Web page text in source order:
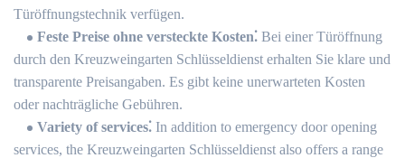
Türöffnungstechnik verfügen.​
Feste Preise ohne versteckte Kosten⁚ Bei einer Türöffnung
durch den Kreuzweingarten Schlüsseldienst erhalten Sie klare und
transparente Preisangaben. Es gibt keine unerwarteten Kosten
oder nachträgliche Gebühren.​
Variety of services⁚ In addition to emergency door opening
services, the Kreuzweingarten Schlüsseldienst also offers a range